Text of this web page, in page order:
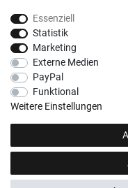
Impressum
Datenschutzerklärung
AGB
Vertrag widerrufen
Social Media
Essenziell
Statistik
Marketing
Externe Medien
PayPal
Funktional
Weitere Einstellungen